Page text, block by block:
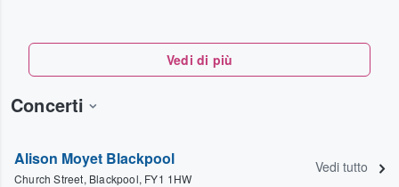
Vedi di più
Concerti
Alison Moyet Blackpool
Church Street, Blackpool, FY1 1HW
Vedi tutto